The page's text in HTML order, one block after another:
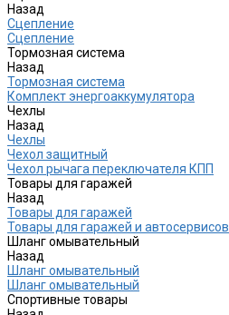
Назад
Сцепление
Сцепление
Тормозная система
Назад
Тормозная система
Комплект энергоаккумулятора
Чехлы
Назад
Чехлы
Чехол защитный
Чехол рычага переключателя КПП
Товары для гаражей
Назад
Товары для гаражей
Товары для гаражей и автосервисов
Шланг омывательный
Назад
Шланг омывательный
Шланг омывательный
Спортивные товары